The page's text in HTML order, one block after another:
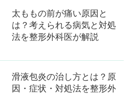
太ももの前が痛い原因と
は？考えられる病気と対処
法を整形外科医が解説
滑液包炎の治し方とは？原
因・症状・対処法を整形外